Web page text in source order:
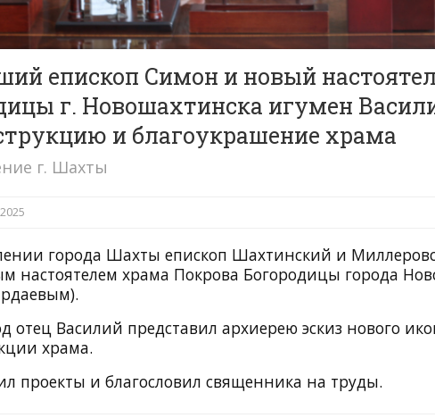
епископ Симон и новый
г. Новошахтинска игумен
и благоукрашение храма
г. Шахты
города Шахты епископ Шахтинский и
настоятелем храма Покрова Богородицы города
Василий представил архиерею эскиз нового
храма.
проекты и благословил священника на труды.